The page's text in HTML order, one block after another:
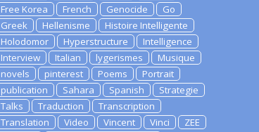
Free Korea
French Genocide
Go
Greek
Hellenisme
Histoire Intelligente
Holodomor
Hyperstructure
Intelligence
Interview
Italian lygerismes
Musique
novels
pinterest Poems
Portrait
publication
Sahara Spanish
Strategie
Talks
Traduction
Transcription
Translation
Video Vincent Vinci
ZEE